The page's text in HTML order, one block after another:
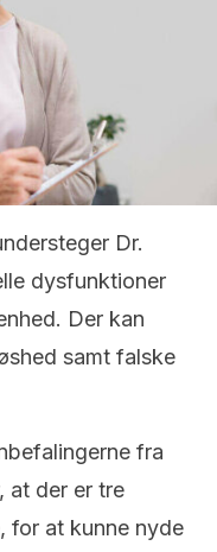
Dr.
dysfunktioner
Der kan
samt falske
fra
at der er tre
for at kunne nyde